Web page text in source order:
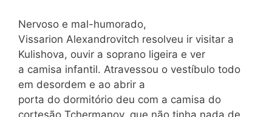
Nervoso e mal-humorado,
Vissarion Alexandrovitch resolveu ir visitar a
Kulishova, ouvir a soprano ligeira e ver
a camisa infantil. Atravessou o vestíbulo todo
em desordem e ao abrir a
porta do dormitório deu com a camisa do
cortesão Tchermanov, que não tinha nada de